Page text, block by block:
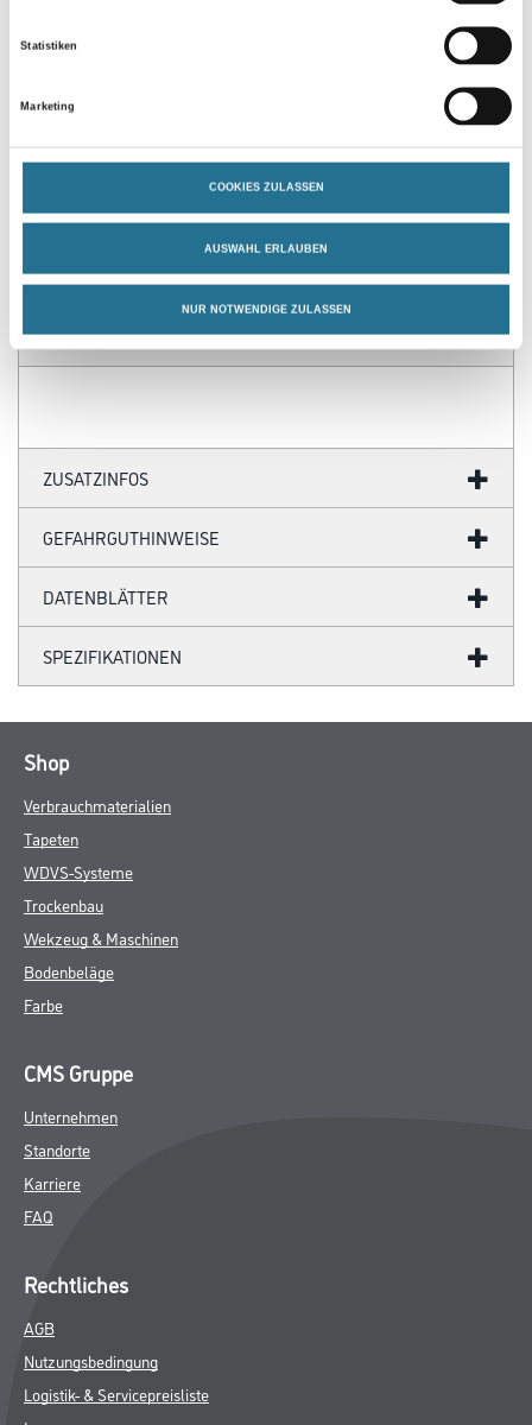
Statistiken
Marketing
COOKIES ZULASSEN
AUSWAHL ERLAUBEN
NUR NOTWENDIGE ZULASSEN
PRODUKTEIGENSCHAFTEN
ZUSATZINFOS
GEFAHRGUTHINWEISE
DATENBLÄTTER
SPEZIFIKATIONEN
Shop
Verbrauchmaterialien
Tapeten
WDVS-Systeme
Trockenbau
Wekzeug & Maschinen
Bodenbeläge
Farbe
CMS Gruppe
Unternehmen
Standorte
Karriere
FAQ
Rechtliches
AGB
Nutzungsbedingung
Logistik- & Servicepreisliste